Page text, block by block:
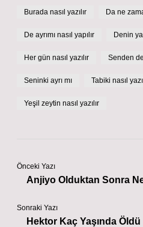
Burada nasıl yazılır Da ne
De ayrımı nasıl yapılır Denin
Her gün nasıl yazılır Senden
Seninki ayrı mı Tabiki nasıl
Yeşil zeytin nasıl yazılır
Önceki Yazı
Anjiyo Olduktan Sonra
Sonraki Yazı
Hektor Kaç Yaşında Öldü